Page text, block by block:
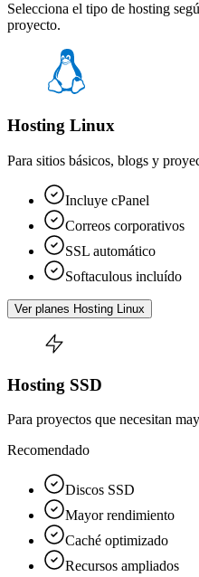
Selecciona el tipo de hosting
proyecto.
Hosting Linux
Para sitios básicos, blogs y
Incluye cPanel
Correos corporativos
SSL automático
Softaculous incluído
Ver planes Hosting Linux
Hosting SSD
Para proyectos que necesitan
Recomendado
Discos SSD
Mayor rendimiento
Caché optimizado
Recursos ampliados